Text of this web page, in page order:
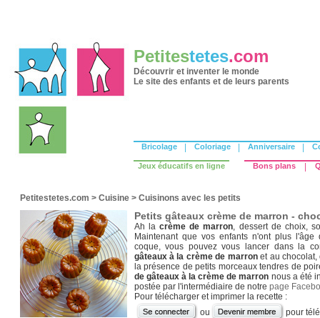
Petitestetes.com
Découvrir et inventer le monde
Le site des enfants et de leurs parents
Bricolage Coloriage Anniversaire
Jeux éducatifs en ligne Bons plans
Petitestetes.com > Cuisine > Cuisinons avec les petits
Petits gâteaux crème de marron -
Ah la crème de marron, dessert de choix,
Maintenant que vos enfants n'ont plus
coque, vous pouvez vous lancer dans la
gâteaux à la crème de marronet au chocolat,
la présence de petits morceaux tendres de
de gâteaux à la crème de marron nous a été
postée par l'intermédiaire de notre page
Pour télécharger et imprimer la recette :
ou
pour